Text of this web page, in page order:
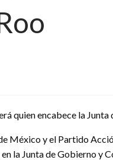
quien encabece la
México y el Partido
la Junta de Gobierno y